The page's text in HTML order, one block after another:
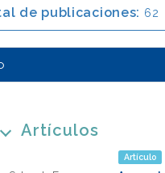
de publicaciones: 62
Artículos
Artículo